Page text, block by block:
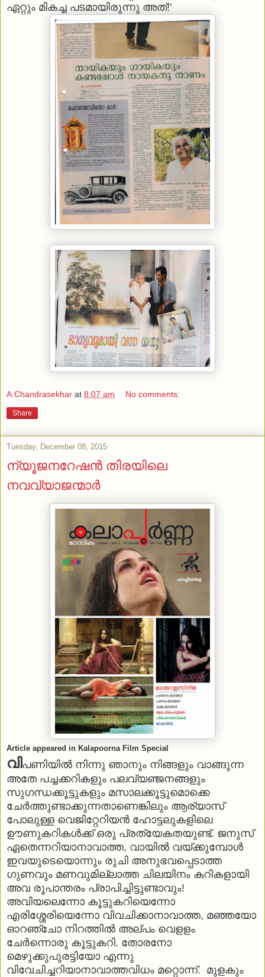
ഏറ്റും മികച്ച പടമായിരുന്നു അത്!'
A.Chandrasekhar at 8:07 am No comments:
Share
Tuesday, December 08, 2015
ന്യൂജനറേഷന്‍ തിരയിലെ
നവവ്യാജന്മാര്‍
Article appeared in Kalapoorna Film Special
വിപണിയില്‍ നിന്നു ഞാനും നിങ്ങളും വാങ്ങുന്ന
അതേ പച്ചക്കറികളും പലവ്യഞ്ജനങ്ങളും
സുഗന്ധക്കൂട്ടുകളും മസാലക്കൂട്ടുമൊക്കെ
ചേര്‍ത്തുണ്ടാക്കുന്നതാണെങ്കിലും ആര്യാസ്
പോലുള്ള വെജിറ്റേറിയന്‍ ഹോട്ടലുകളിലെ
ഊണുകറികള്‍ക്ക് ഒരു പ്രത്യേകതയുണ്ട്. ജനുസ്
ഏതെന്നറിയാനാവാത്ത, വായില്‍ വയ്ക്കുമ്പോള്‍
ഇവയുടെയൊന്നും രുചി അനുഭവപ്പെടാത്ത
ഗുണവും മണവുമില്ലാത്ത ചിലയിനം കറികളായി
അവ രൂപാന്തരം പ്രാപിച്ചിട്ടുണ്ടാവും!
അവിയലെന്നോ കൂട്ടുകറിയെന്നോ
എരിശ്ശേരിയെന്നോ വിവചിക്കാനാവാത്ത, മഞ്ഞയോ
ഓറഞ്ചോ നിറത്തില്‍ അല്പം വെളളം
ചേര്‍ന്നൊരു കൂട്ടുകറി. തോരനോ
മെഴുക്കുപുരട്ടിയോ എന്നു
വിവേചിച്ചറിയാനാവാത്തവിധം മറ്റൊന്ന്. മുളകും